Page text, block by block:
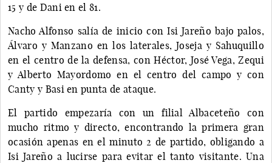
15 y de Dani en el 81.
Nacho Alfonso salía de inicio con Isi Jareño bajo palos,
Álvaro y Manzano en los laterales, Joseja y Sahuquillo
en el centro de la defensa, con Héctor, José Vega, Zequi
y Alberto Mayordomo en el centro del campo y con
Canty y Basi en punta de ataque.
El partido empezaría con un filial Albaceteño con
mucho ritmo y directo, encontrando la primera gran
ocasión apenas en el minuto 2 de partido, obligando a
Isi Jareño a lucirse para evitar el tanto visitante. Una